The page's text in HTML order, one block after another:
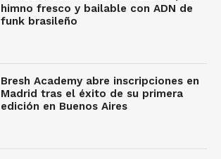
himno fresco y bailable con ADN de
funk brasileño
Bresh Academy abre inscripciones en
Madrid tras el éxito de su primera
edición en Buenos Aires